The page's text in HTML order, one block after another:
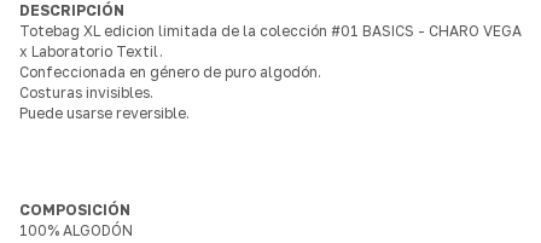
DESCRIPCIÓN
Totebag XL edicion limitada de la colección #01 BASICS - CHARO VEGA
x Laboratorio Textil.
Confeccionada en género de puro algodón.
Costuras invisibles.
Puede usarse reversible.
COMPOSICIÓN
100% ALGODÓN